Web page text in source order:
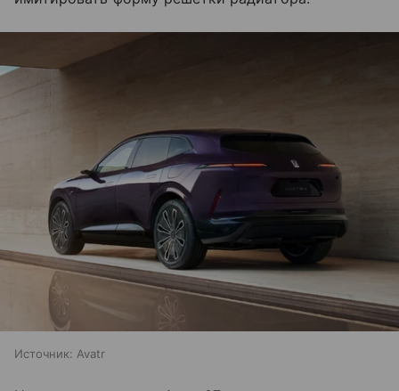
Источник: Avatr